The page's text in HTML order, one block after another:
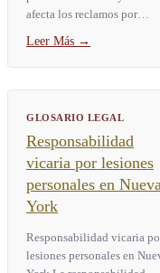
afecta los reclamos por
persona razonable es la
prueba legal que usan los
Leer Más →
GLOSARIO LEGAL
Responsabilidad
vicaria por lesiones
personales en Nueva
York
Responsabilidad vicaria
lesiones personales en